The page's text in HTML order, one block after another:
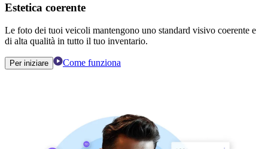
Estetica coerente
Le foto dei tuoi veicoli mantengono uno standard visivo coerente e
di alta qualità in tutto il tuo inventario.
Per iniziare Come funziona